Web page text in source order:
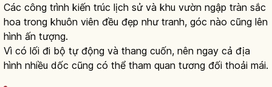
Các công trình kiến trúc lịch sử và khu vườn ngập tràn sắc
hoa trong khuôn viên đều đẹp như tranh, góc nào cũng lên
hình ấn tượng.
Vì có lối đi bộ tự động và thang cuốn, nên ngay cả địa
hình nhiều dốc cũng có thể tham quan tương đối thoải mái.